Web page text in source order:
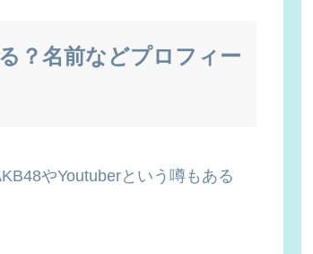
？名前などプロフィー
やYoutuberという噂もある